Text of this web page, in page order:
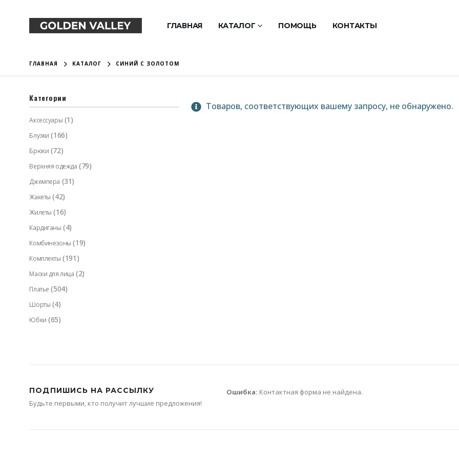
ГЛАВНАЯ КАТАЛОГ ПОМОЩЬ КОНТАКТЫ
ГЛАВНАЯ КАТАЛОГ СИНИЙ С ЗОЛОТОМ
Товаров, соответствующих вашему запросу, не обнаружено.
Категории
Аксессуары (1)
Блузки (166)
Брюки (72)
Верхняя одежда (79)
Джемпера (31)
Жакеты (42)
Жилеты (16)
Кардиганы (4)
Комбинезоны (19)
Комплекты (191)
Маски для лица (2)
Платье (504)
Шорты (4)
Юбки (65)
ПОДПИШИСЬ НА РАССЫЛКУ
Будьте первыми, кто получит лучшие предложения!
Ошибка: Контактная форма не найдена.